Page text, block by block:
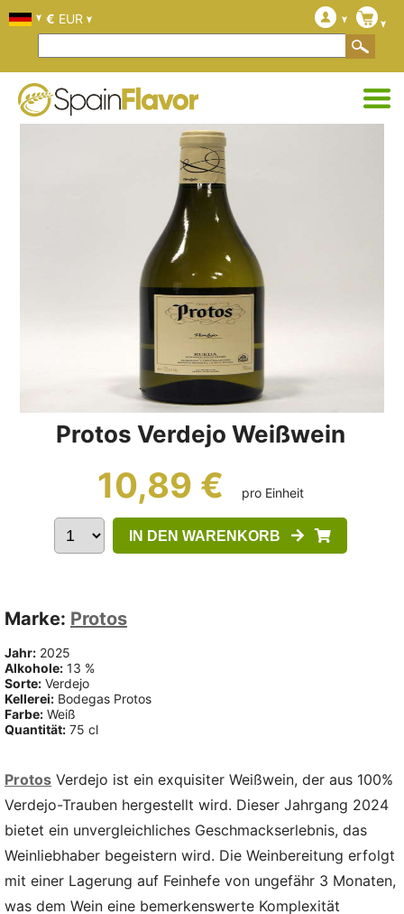
Protos Verdejo Weißwein
10,89 € pro Einheit
IN DEN WARENKORB
Marke: Protos
Jahr: 2025
Alkohole: 13 %
Sorte: Verdejo
Kellerei: Bodegas Protos
Farbe: Weiß
Quantität: 75 cl
Protos Verdejo ist ein exquisiter Weißwein, der aus 100%
Verdejo-Trauben hergestellt wird. Dieser Jahrgang 2024
bietet ein unvergleichliches Geschmackserlebnis, das
Weinliebhaber begeistern wird. Die Weinbereitung erfolgt
mit einer Lagerung auf Feinhefe von ungefähr 3 Monaten,
was dem Wein eine bemerkenswerte Komplexität
€ EUR